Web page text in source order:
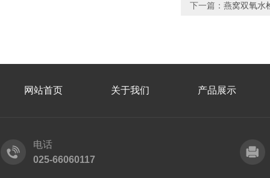
下一篇： 燕窝双氧水
网站首页 关于我们 产品展示
电话
025-66060117